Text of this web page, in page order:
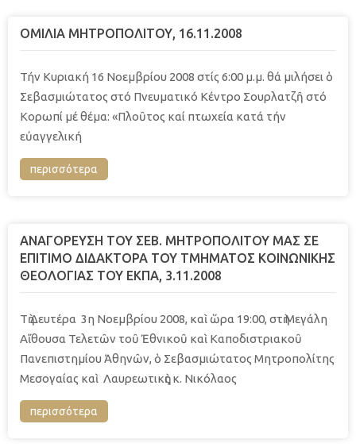
ΟΜΙΛΙΑ ΜΗΤΡΟΠΟΛΙΤΟΥ, 16.11.2008
Τήν Κυριακή 16 Νοεμβρίου 2008 στίς 6:00 μ.μ. θά μιλήσει ὁ
Σεβασμιώτατος στό Πνευματικό Κέντρο Σουρλατζῆ στό
Κορωπί μέ θέμα: «Πλοῦτος καί πτωχεία κατά τήν
εὐαγγελική
περισσότερα
ΑΝΑΓΟΡΕΥΣΗ ΤΟΥ ΣΕΒ. ΜΗΤΡΟΠΟΛΙΤΟΥ ΜΑΣ ΣΕ
ΕΠΙΤΙΜΟ ΔΙΔΑΚΤΟΡΑ ΤΟΥ TMHMATOΣ ΚΟΙΝΩΝΙΚΗΣ
ΘΕΟΛΟΓΙΑΣ ΤΟΥ ΕΚΠΑ, 3.11.2008
Τὴ Δευτέρα 3η Νοεμβρίου 2008, καὶ ὥρα 19:00, στὴ Μεγάλη
Αἴθουσα Τελετῶν τοῦ Ἐθνικοῦ καὶ Καποδιστριακοῦ
Πανεπιστημίου Ἀθηνῶν, ὁ Σεβασμιώτατος Μητροπολίτης
Μεσογαίας καὶ Λαυρεωτικὴς κ. Νικόλαος
περισσότερα